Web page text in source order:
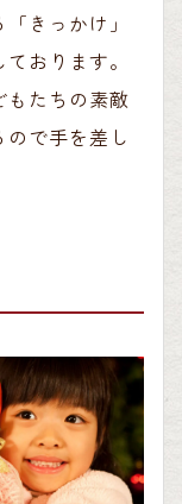
きっかけ」
おります。
もたちの素敵
で手を差し